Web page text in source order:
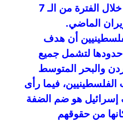
والعربية والروسية، خلال الفترة من الـ 7
من الفلسطينيين أن هدف
لتشمل جميع
والبحر المتوسط
فيما رأى
إسرائيل هو ضم الضفة
من حقوقهم